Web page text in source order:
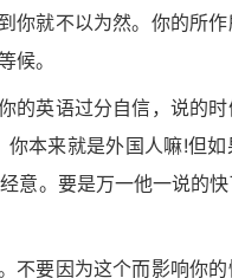
你就不以为然。你的所
候。
的英语过分自信，说的
本来就是外国人嘛!但
意。要是万一他一说的
不要因为这个而影响你